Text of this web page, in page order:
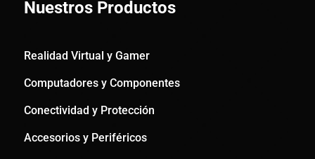
Nuestros Productos
Realidad Virtual y Gamer
Computadores y Componentes
Conectividad y Protección
Accesorios y Periféricos